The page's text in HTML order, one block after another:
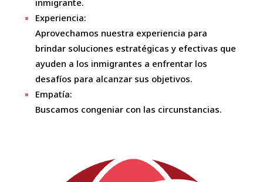
inmigrante.
Experiencia:
Aprovechamos nuestra experiencia para
brindar soluciones estratégicas y efectivas que
ayuden a los inmigrantes a enfrentar los
desafíos para alcanzar sus objetivos.
Empatía:
Buscamos congeniar con las circunstancias.